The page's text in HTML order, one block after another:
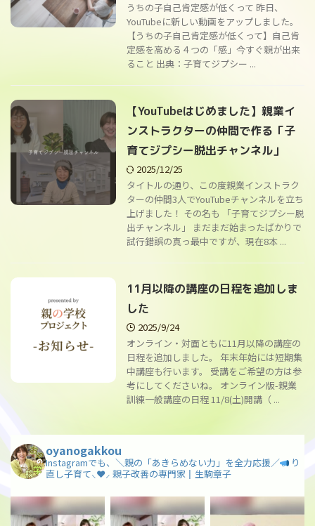
うちの子自己肯定感が低くって 昨日、
YouTubeに新しい動画をアップしました。
【うちの子自己肯定感が低くって】自己肯
定感を高める４つの「感」今すぐ親が出来
ること 出典：子育てジプシー ...
【YouTubeはじめました】親業イ
ンストラクターの仲間で作る「子
育てジプシー脱出チャンネル」
2025/12/25
タイトルの通り、この度親業インストラク
ターの仲間3人でYouTubeチャンネルを立ち
上げました！ その名も 「子育てジプシー脱
出チャンネル」 まだまだ始まったばかりで
試行錯誤の真っ最中ですが、現在8本 ...
11月以降の講座の日程を追加しま
した
2025/9/24
オンライン・対面ともに11月以降の講座の
日程を追加しました。 年末年始には短期集
中講座も行います。 受講をご希望の方は参
考にしてくださいね。 オンライン版-親業
訓練一般講座の日程 11/8(土)開講（ ...
oyanogakkou
Instagramでも、＼親の「あきらめない力」を全力応援／
り
直し子育て⸜❤︎⸝ 親子改善の専門家║生駒章子